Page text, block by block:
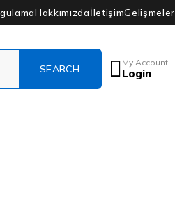
HakkımızdaİletişimGelişmeler
My Account
Login